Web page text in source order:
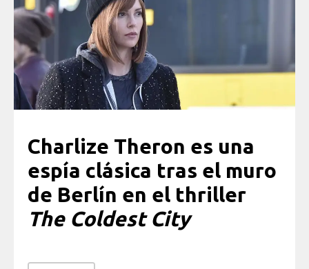
Charlize Theron es una
espía clásica tras el muro
de Berlín en el thriller
The Coldest City